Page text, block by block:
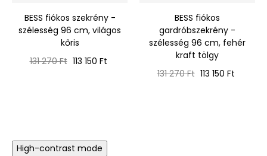
BESS fiókos szekrény -
szélesség 96 cm, világos
kőris
Normál
131 270 Ft Ár
113 150 Ft
BESS fiókos
gardróbszekrény -
szélesség 96 cm, fehér
kraft tölgy
Normál
131 270 Ft Ár
113 150 Ft
High-contrast mode